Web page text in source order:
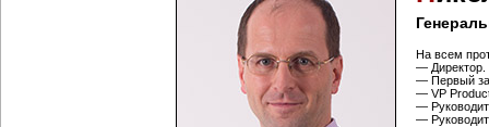
На всем
— Директор.
— Первый
— VP
—
—